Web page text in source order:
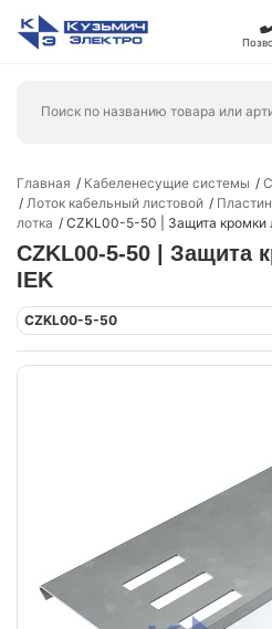
Главная Кабеленесущие системы
Лоток кабельный листовой
лотка
CZKL00-5-50 | Защита кромки
CZKL00-5-50 | Защита
IEK
CZKL00-5-50